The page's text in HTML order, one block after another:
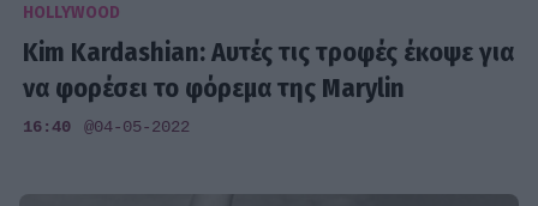
HOLLYWOOD
Kim Kardashian: Αυτές τις τροφές έκοψε για
να φορέσει το φόρεμα της Marylin
16:40 @04-05-2022